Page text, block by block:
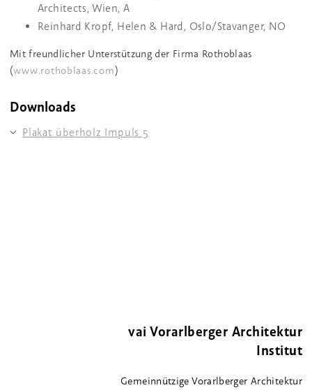
Architects, Wien, A
Reinhard Kropf, Helen & Hard, Oslo/Stavanger, NO
Mit freundlicher Unterstützung der Firma Rothoblaas
(www.rothoblaas.com)
Downloads
Plakat überholz Impuls 5
vai Vorarlberger Architektur
Institut
Gemeinnützige Vorarlberger Architektur